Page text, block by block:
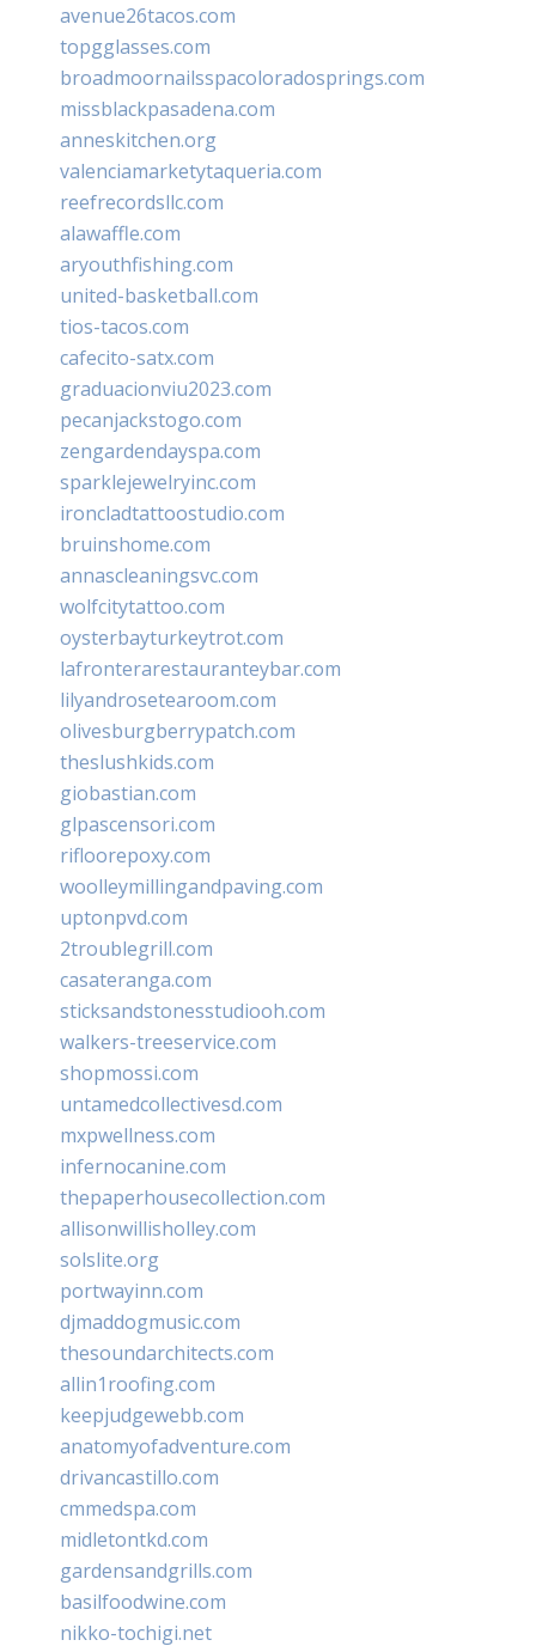
avenue26tacos.com
topgglasses.com
broadmoornailsspacoloradosprings.com
missblackpasadena.com
anneskitchen.org
valenciamarketytaqueria.com
reefrecordsllc.com
alawaffle.com
aryouthfishing.com
united-basketball.com
tios-tacos.com
cafecito-satx.com
graduacionviu2023.com
pecanjackstogo.com
zengardendayspa.com
sparklejewelryinc.com
ironcladtattoostudio.com
bruinshome.com
annascleaningsvc.com
wolfcitytattoo.com
oysterbayturkeytrot.com
lafronterarestauranteybar.com
lilyandrosetearoom.com
olivesburgberrypatch.com
theslushkids.com
giobastian.com
glpascensori.com
rifloorepoxy.com
woolleymillingandpaving.com
uptonpvd.com
2troublegrill.com
casateranga.com
sticksandstonesstudiooh.com
walkers-treeservice.com
shopmossi.com
untamedcollectivesd.com
mxpwellness.com
infernocanine.com
thepaperhousecollection.com
allisonwillisholley.com
solslite.org
portwayinn.com
djmaddogmusic.com
thesoundarchitects.com
allin1roofing.com
keepjudgewebb.com
anatomyofadventure.com
drivancastillo.com
cmmedspa.com
midletontkd.com
gardensandgrills.com
basilfoodwine.com
nikko-tochigi.net